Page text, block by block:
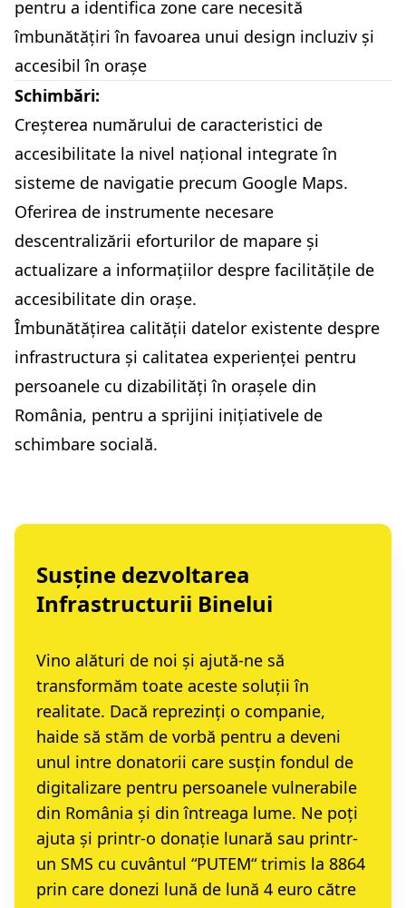
pentru a identifica zone care necesită
îmbunătățiri în favoarea unui design incluziv și
accesibil în orașe
Schimbări:
Creșterea numărului de caracteristici de
accesibilitate la nivel național integrate în
sisteme de navigatie precum Google Maps.
Oferirea de instrumente necesare
descentralizării eforturilor de mapare și
actualizare a informațiilor despre facilitățile de
accesibilitate din orașe.
Îmbunătățirea calității datelor existente despre
infrastructura și calitatea experienței pentru
persoanele cu dizabilități în orașele din
România, pentru a sprijini inițiativele de
schimbare socială.
Susține dezvoltarea
Infrastructurii Binelui
Vino alături de noi și ajută-ne să
transformăm toate aceste soluții în
realitate. Dacă reprezinți o companie,
haide să stăm de vorbă pentru a deveni
unul intre donatorii care susțin fondul de
digitalizare pentru persoanele vulnerabile
din România și din întreaga lume. Ne poți
ajuta și printr-o donație lunară sau printr-
un SMS cu cuvântul “PUTEM“ trimis la 8864
prin care donezi lună de lună 4 euro către